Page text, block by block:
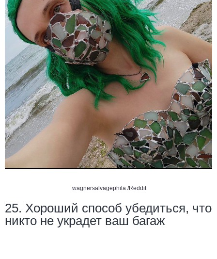
wagnersalvagephila /Reddit
25. Хороший способ убедиться, что
никто не украдет ваш багаж